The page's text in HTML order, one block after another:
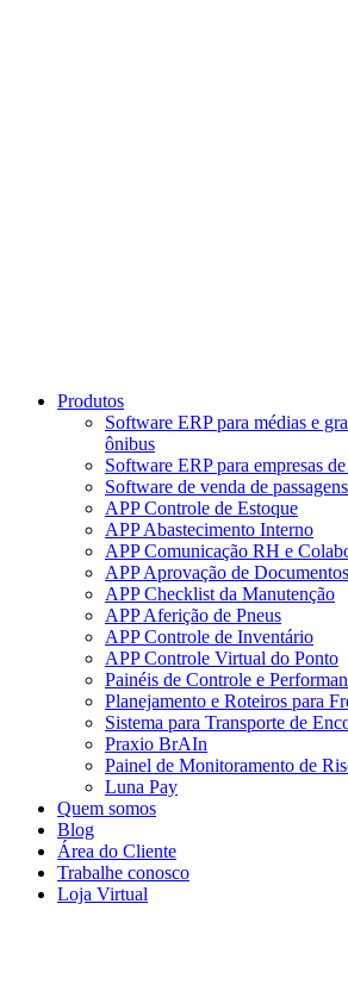
Produtos
Software ERP para médias e
ônibus
Software ERP para empresas
Software de venda de
APP Controle de Estoque
APP Abastecimento Interno
APP Comunicação RH e
APP Aprovação de Documentos
APP Checklist da Manutenção
APP Aferição de Pneus
APP Controle de Inventário
APP Controle Virtual do Ponto
Painéis de Controle e
Planejamento e Roteiros para
Sistema para Transporte de
Praxio BrAIn
Painel de Monitoramento de
Luna Pay
Quem somos
Blog
Área do Cliente
Trabalhe conosco
Loja Virtual